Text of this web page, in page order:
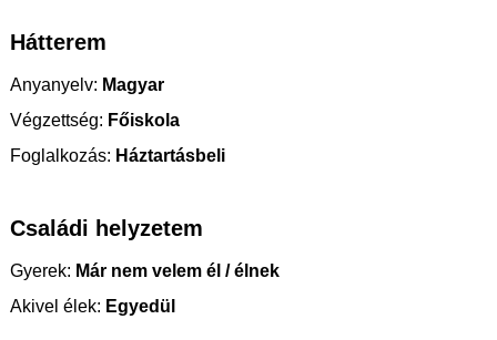
Hátterem
Anyanyelv: Magyar
Végzettség: Főiskola
Foglalkozás: Háztartásbeli
Családi helyzetem
Gyerek: Már nem velem él / élnek
Akivel élek: Egyedül